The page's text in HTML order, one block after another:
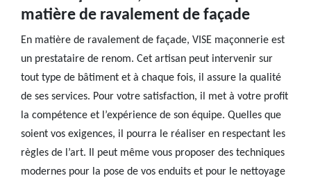
matière de ravalement de façade
En matière de ravalement de façade, VISE maçonnerie est
un prestataire de renom. Cet artisan peut intervenir sur
tout type de bâtiment et à chaque fois, il assure la qualité
de ses services. Pour votre satisfaction, il met à votre profit
la compétence et l’expérience de son équipe. Quelles que
soient vos exigences, il pourra le réaliser en respectant les
règles de l’art. Il peut même vous proposer des techniques
modernes pour la pose de vos enduits et pour le nettoyage